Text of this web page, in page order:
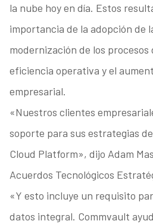
la nube hoy en día. Estos
importancia de la adopción de
modernización de los procesos
eficiencia operativa y el
empresarial.
«Nuestros clientes
soporte para sus estrategias
Cloud Platform», dijo Adam
Acuerdos Tecnológicos
«Y esto incluye un requisito
datos integral. Commvault